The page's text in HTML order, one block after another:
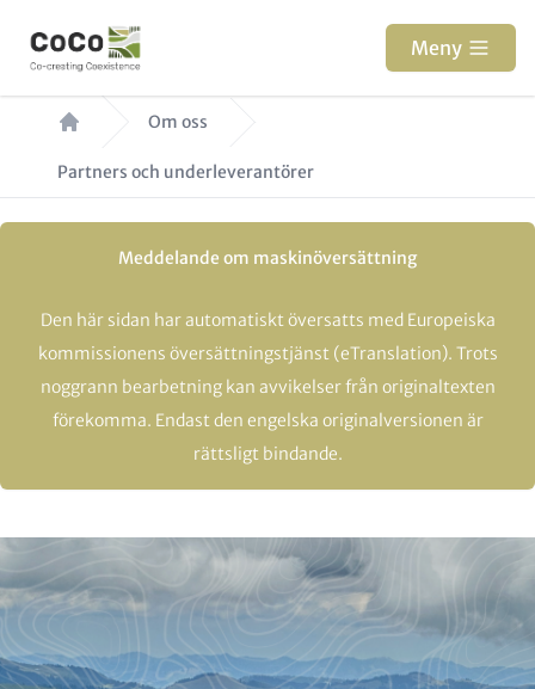
Meny
Länkstig Om oss
Partners och underleverantörer
Meddelande om maskinöversättning
Den här sidan har automatiskt översatts med Europeiska
kommissionens översättningstjänst (eTranslation). Trots
noggrann bearbetning kan avvikelser från originaltexten
förekomma. Endast den engelska originalversionen är
rättsligt bindande.